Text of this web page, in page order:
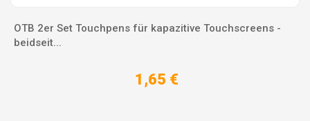
OTB 2er Set Touchpens für kapazitive Touchscreens -
beidseit...
1,65 €